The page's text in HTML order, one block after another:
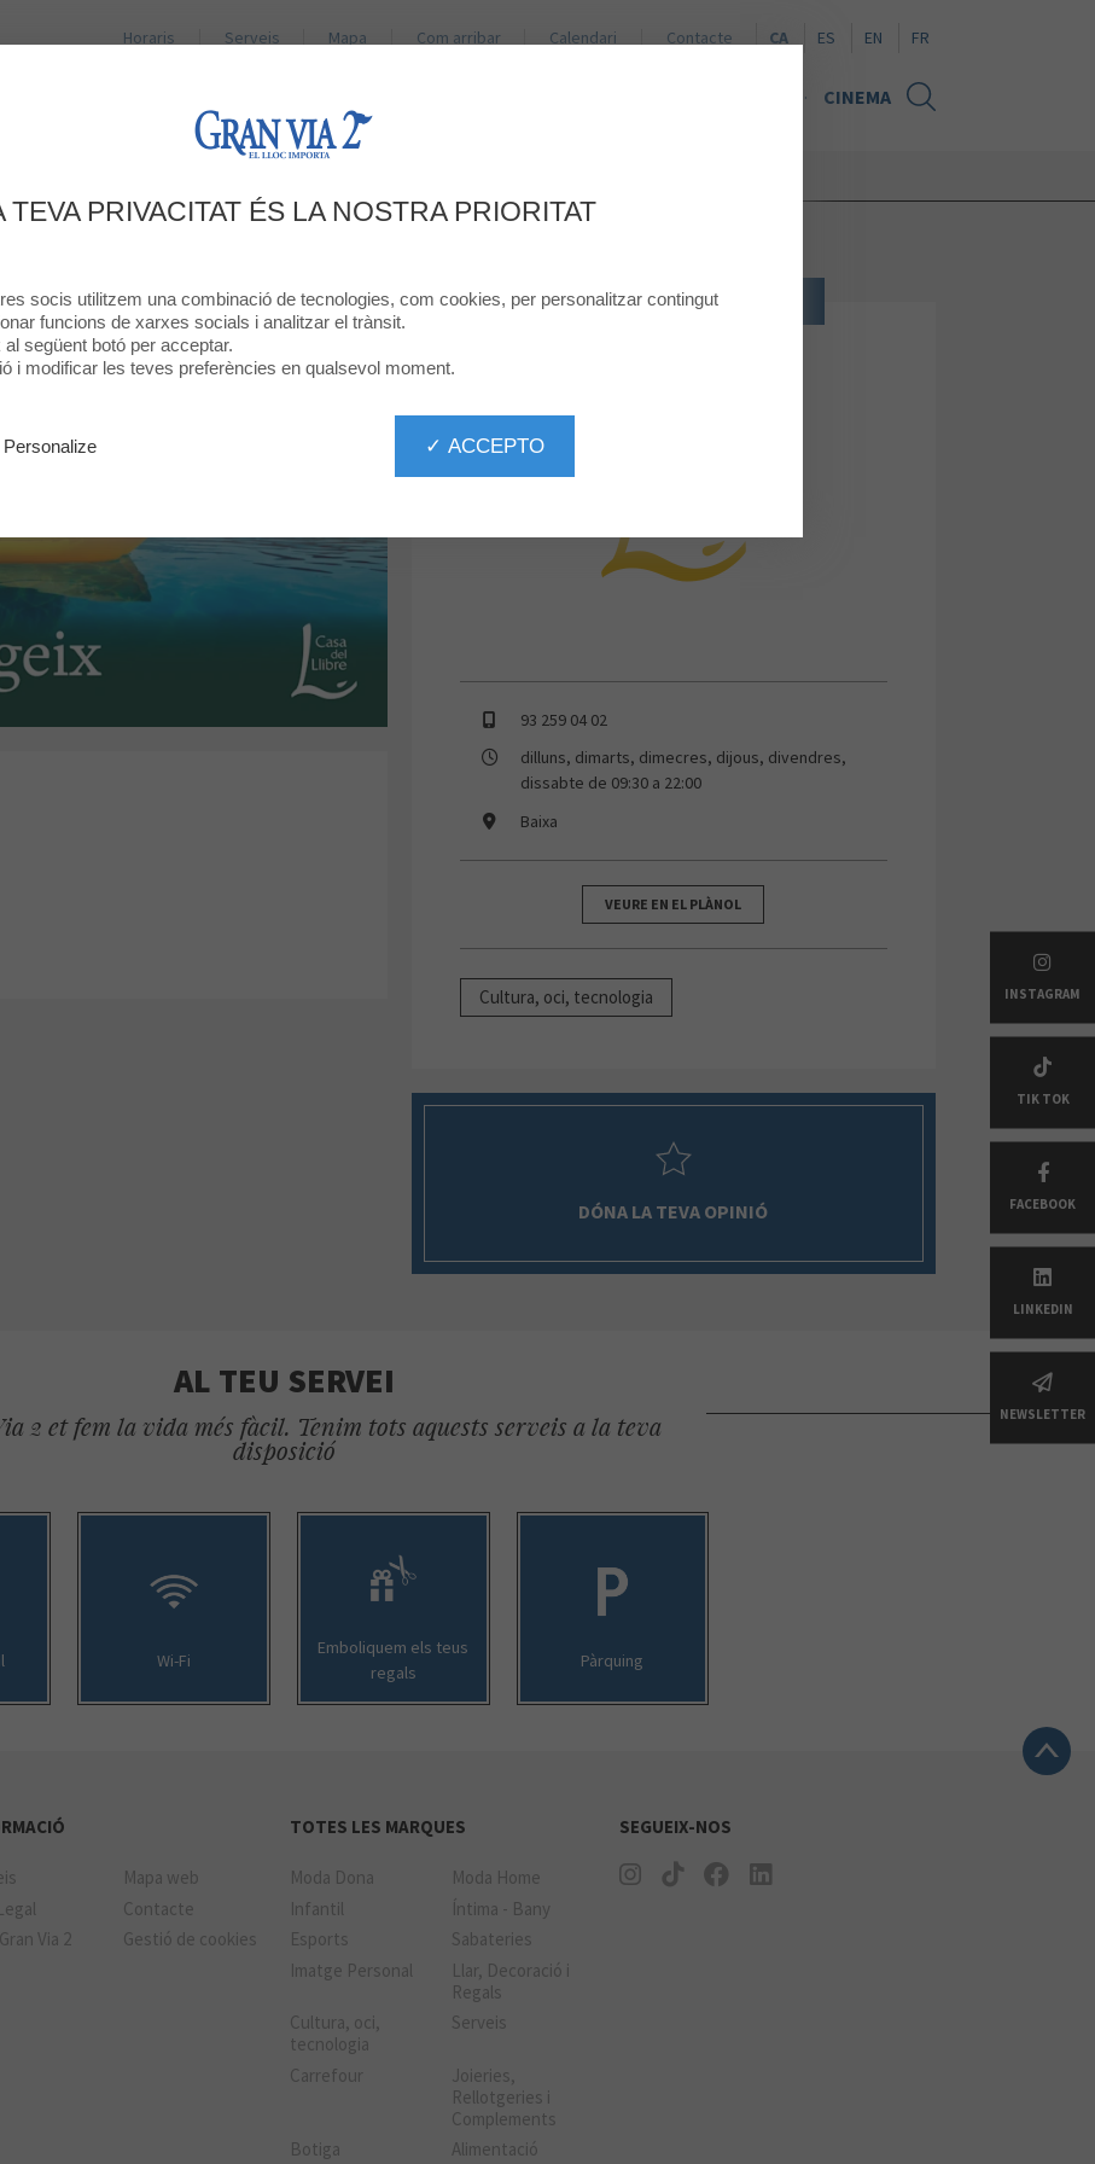
CINEMA
Horaris Serveis Mapa Com arribar Calendari Contacte CA ES Naviguer en español
EN Browse in English
FR
INSTAGRAM
TIK TOK
FACEBOOK
LINKEDIN
NEWSLETTER
REVISTA ESTIU
CULTURA, OCI, TECNOLOGIA
93 259 04 02
dilluns, dimarts, dimecres, dijous, divendres,
dissabte de 09:30 a 22:00
Baixa
VEURE EN EL PLÀNOL
Cultura, oci, tecnologia
DÓNA LA TEVA OPINIÓ
AL TEU SERVEI
2 et fem la vida més fàcil. Tenim tots aquests serveis a la teva
disposició
Wi-Fi
Emboliquem els teus
regals
Pàrquing
Mapa web
Contacte
Via 2
Gestió de cookies
TOTES LES MARQUES
Moda Dona
Moda Home
Infantil
Íntima - Bany
Esports
Sabateries
Imatge Personal
Llar, Decoració i
Regals
Cultura, oci,
tecnologia
Serveis
Carrefour
Joieries,
Rellotgeries i
Complements
Botiga
Alimentació
SEGUEIX-NOS
TEVA PRIVACITAT ÉS LA NOSTRA PRIORITAT
socis utilitzem una combinació de tecnologies, com cookies, per personalitzar contingut
funcions de xarxes socials i analitzar el trànsit.
següent botó per acceptar.
i modificar les teves preferències en qualsevol moment.
✓ ACCEPTO
Personalize